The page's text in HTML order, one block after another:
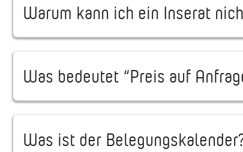
Warum kann ich ein Inserat
Was bedeutet “Preis auf
Was ist der